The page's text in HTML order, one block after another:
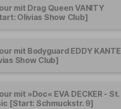
mit Drag Queen VANITY
Olivias Show Club]
mit Bodyguard EDDY KANTE
Show Club]
mit »Doc« EVA DECKER - St.
[Start: Schmuckstr. 9]